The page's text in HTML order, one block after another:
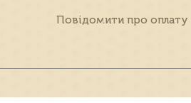
Повідомити про оплату